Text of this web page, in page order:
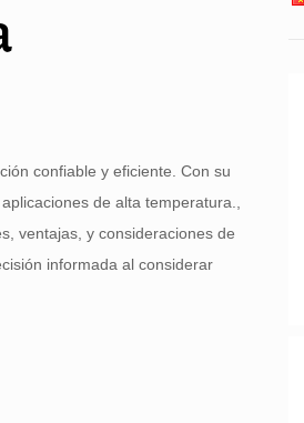
confiable y eficiente. Con su
de alta temperatura.,
ventajas, y consideraciones de
informada al considerar